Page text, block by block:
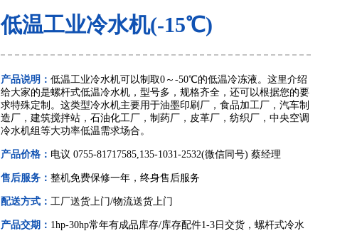
低温工业冷水机(-15℃)
产品说明： 低温工业冷水机可以制取0～-50℃的低温冷冻液。这里介绍
给大家的是螺杆式低温冷水机，型号多，规格齐全，还可以根据您的要
求特殊定制。这类型冷水机主要用于油墨印刷厂，食品加工厂，汽车制
造厂，建筑搅拌站，石油化工厂，制药厂，皮革厂，纺织厂，中央空调
冷水机组等大功率低温需求场合。
产品价格： 电议 0755-81717585,135-1031-2532(微信同号) 蔡经理
售后服务： 整机免费保修一年，终身售后服务
配送方式： 工厂送货上门/物流送货上门
产品交期： 1hp-30hp常年有成品库存/库存配件1-3日交货，螺杆式冷水